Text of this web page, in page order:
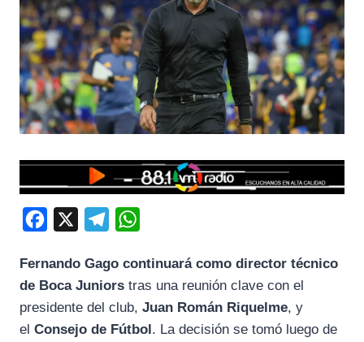
c
e
b
l
e
g
a
t
s
Fernando Gago continuará como director técnico
de Boca Juniors tras una reunión clave con el
presidente del club, Juan Román Riquelme, y
el Consejo de Fútbol. La decisión se tomó luego de